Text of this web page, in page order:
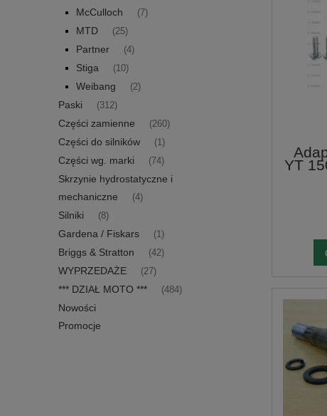
McCulloch (7)
MTD (25)
Partner (4)
Stiga (10)
Weibang (2)
Paski (312)
Części zamienne (260)
Części do silników (1)
Części wg. marki (74)
Skrzynie hydrostatyczne i
mechaniczne
(4)
Silniki (8)
Gardena / Fiskars (1)
Briggs & Stratton (42)
WYPRZEDAŻE (27)
*** DZIAŁ MOTO *** (484)
Nowości
Promocje
YT